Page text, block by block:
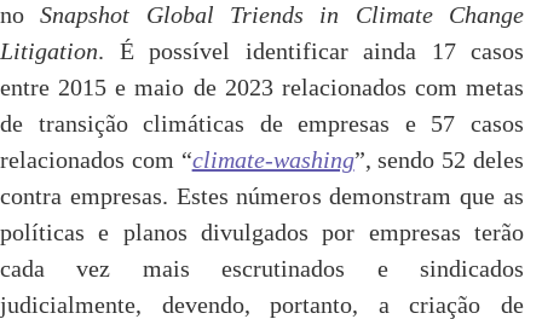
noSnapshot Global Triends in Climate Change
Litigation. É possível identificar ainda 17 casos
entre 2015 e maio de 2023 relacionados com metas
de transição climáticas de empresas e 57 casos
relacionados com “climate-washing”, sendo 52 deles
contra empresas. Estes números demonstram que as
políticas e planos divulgados por empresas terão
cada vez mais escrutinados e sindicados
judicialmente, devendo, portanto, a criação de